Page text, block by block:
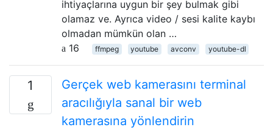
ihtiyaçlarına uygun bir şey bulmak gibi
olamaz ve. Ayrıca video / sesi kalite kaybı
olmadan mümkün olan …
16
ffmpeg youtube avconv youtube-dl
1
Gerçek web kamerasını terminal
aracılığıyla sanal bir web
kamerasına yönlendirin